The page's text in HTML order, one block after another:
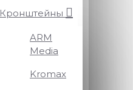
Кронштейны
ARM
Media
Kromax